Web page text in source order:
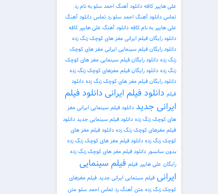
علی هایپر کافه دانلود آهنگ احمد سلو به نام رد
تماس دانلود آهنگ احمد سلو رد تماس دانلود آهنگ
علی هایپر به نام کافه دانلود آهنگ علی هایپر کافه
دانلود رایگان فیلم ایرانی مغز های کوچک زنگ زده
دانلود رایگان فیلم سینمایی ایرانی مغز های کوچک
زنگ زده دانلود رایگان فیلم سینمایی مغز های کوچک
زنگ زده دانلود رایگان فیلم مغزهای کوچک زنگ زده
دانلود رایگان فیلم مغز های کوچک زنگ زده دانلود
فیلم دانلود فیلم ایرانی دانلود فیلم
ایرانی جدید دانلود فیلم سینمایی ایرانی مغز
های کوچک زنگ زده دانلود فیلم سینمایی جدید دانلود
فیلم مغزهای کوچک زنگ زده دانلود فیلم مغز های
کوچک زنگ زده دانلود فیلم مغز های کوچک زنگ زده
بدون سانسور دانلود فیلم مغز های کوچک زنگ زده
رایگان علی هایپر فیلم فیلم سینمایی
ایرانی فیلم سینمایی ایرانی جدید فیلم مغزهای
کوچک زنگ زده متن آهنگ رد تماس احمد سلو متن